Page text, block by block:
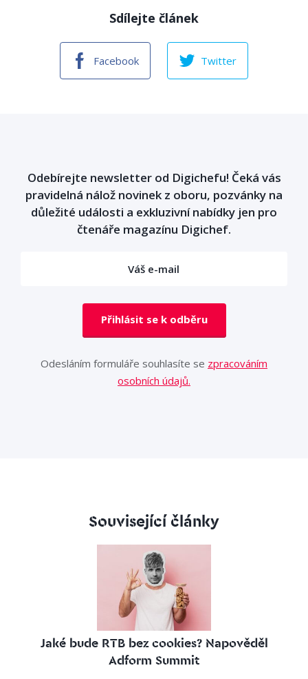
Sdílejte článek
Facebook Twitter
Odebírejte newsletter od Digichefu! Čeká vás
pravidelná nálož novinek z oboru, pozvánky na
důležité události a exkluzivní nabídky jen pro
čtenáře magazínu Digichef.
Přihlásit se k odběru
Odesláním formuláře souhlasíte se zpracováním
osobních údajů.
Související články
Jaké bude RTB bez cookies? Napověděl
Adform Summit